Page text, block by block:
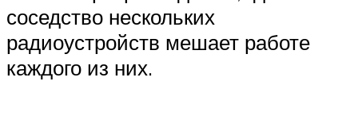
соседство нескольких
радиоустройств мешает работе
каждого из них.